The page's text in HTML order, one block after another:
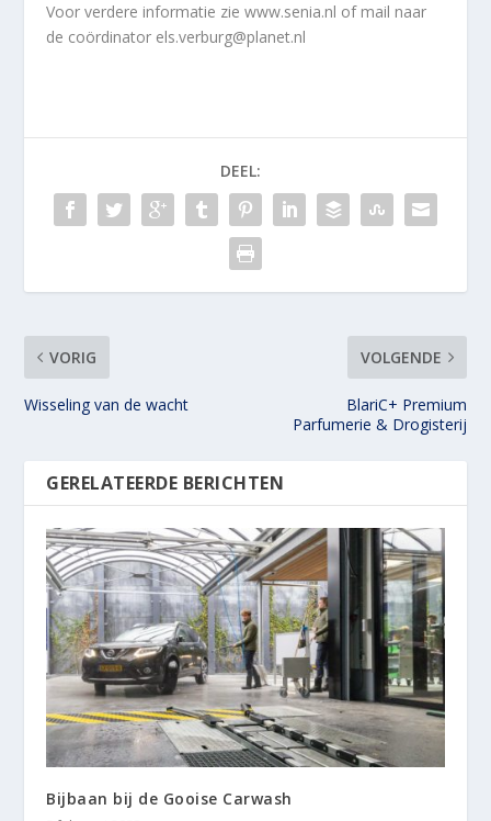
Voor verdere informatie zie www.senia.nl of mail naar
de coördinator els.verburg@planet.nl
DEEL:
VORIG
Wisseling van de wacht
VOLGENDE
BlariC+ Premium
Parfumerie & Drogisterij
GERELATEERDE BERICHTEN
Bijbaan bij de Gooise Carwash